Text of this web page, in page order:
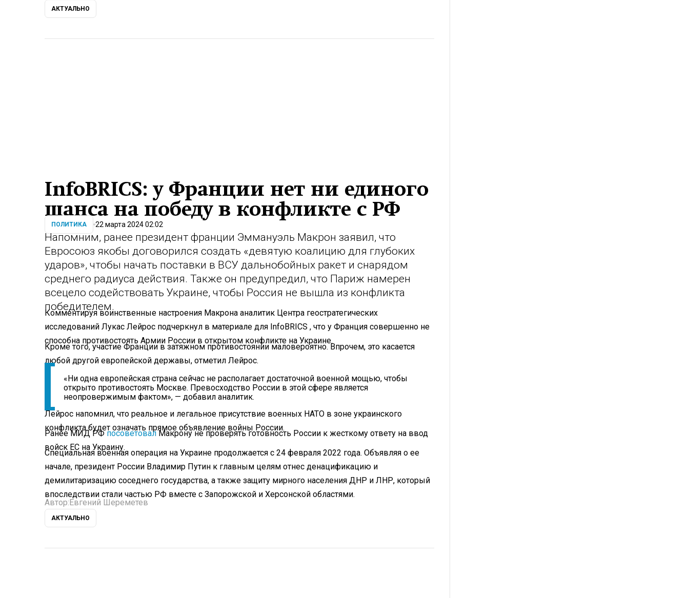
АКТУАЛЬНО
InfoBRICS: у Франции нет ни единого
шанса на победу в конфликте с РФ
ПОЛИТИКА 22 марта 2024 02:02
Напомним, ранее президент франции Эммануэль Макрон заявил, что
Евросоюз якобы договорился создать «девятую коалицию для глубоких
ударов», чтобы начать поставки в ВСУ дальнобойных ракет и снарядом
среднего радиуса действия. Также он предупредил, что Париж намерен
всецело содействовать Украине, чтобы Россия не вышла из конфликта
победителем.
Комментируя воинственные настроения Макрона аналитик Центра геостратегических
исследований Лукас Лейрос подчеркнул в материале для InfoBRICS , что у Франция совершенно не
способна противостоять Армии России в открытом конфликте на Украине.
Кроме того, участие Франции в затяжном противостоянии маловероятно. Впрочем, это касается
любой другой европейской державы, отметил Лейрос.
«Ни одна европейская страна сейчас не располагает достаточной военной мощью, чтобы
открыто противостоять Москве. Превосходство России в этой сфере является
неопровержимым фактом», — добавил аналитик.
Лейрос напомнил, что реальное и легальное присутствие военных НАТО в зоне украинского
конфликта будет означать прямое объявление войны России.
Ранее МИД РФпосоветовалМакрону не проверять готовность России к жесткому ответу на ввод
войск ЕС на Украину.
Специальная военная операция на Украине продолжается с 24 февраля 2022 года. Объявляя о ее
начале, президент России Владимир Путин к главным целям отнес денацификацию и
демилитаризацию соседнего государства, а также защиту мирного населения ДНР и ЛНР, который
впоследствии стали частью РФ вместе с Запорожской и Херсонской областями.
Автор: Евгений Шереметев
АКТУАЛЬНО